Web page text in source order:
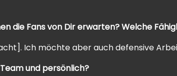
die Fans von Dir erwarten? Welche
Ich möchte aber auch defensive
und persönlich?